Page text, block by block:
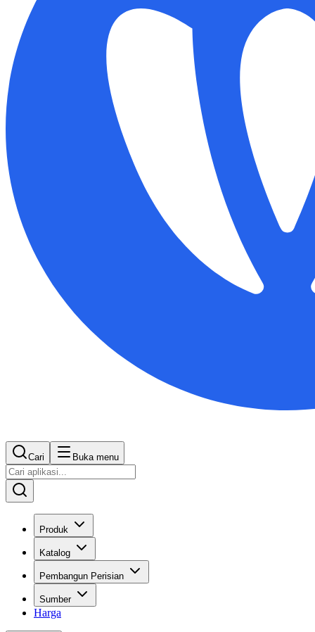
Cari Buka menu
Produk
Katalog
Pembangun Perisian
Sumber
Harga